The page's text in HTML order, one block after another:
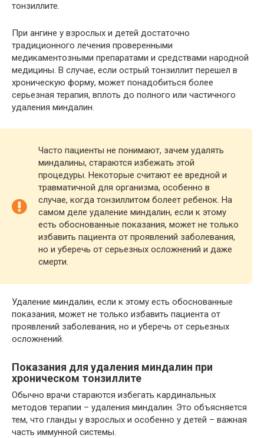
тонзиллите.
При ангине у взрослых и детей достаточно
традиционного лечения проверенными
медикаментозными препаратами и средствами народной
медицины. В случае, если острый тонзиллит перешел в
хроническую форму, может понадобиться более
серьезная терапия, вплоть до полного или частичного
удаления миндалин.
Часто пациенты не понимают, зачем удалять
миндалины, стараются избежать этой
процедуры. Некоторые считают ее вредной и
травматичной для организма, особенно в
случае, когда тонзиллитом болеет ребенок. На
самом деле удаление миндалин, если к этому
есть обоснованные показания, может не только
избавить пациента от проявлений заболевания,
но и уберечь от серьезных осложнений и даже
смерти.
Удаление миндалин, если к этому есть обоснованные
показания, может не только избавить пациента от
проявлений заболевания, но и уберечь от серьезных
осложнений.
Показания для удаления миндалин при
хроническом тонзиллите
Обычно врачи стараются избегать кардинальных
методов терапии – удаления миндалин. Это объясняется
тем, что гланды у взрослых и особенно у детей – важная
часть иммунной системы.